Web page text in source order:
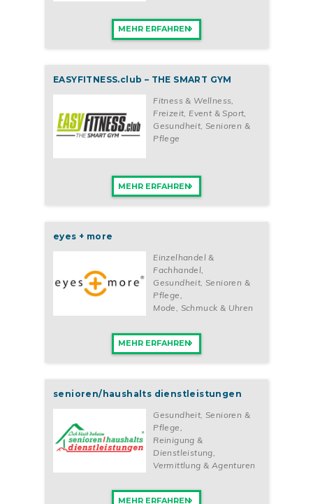
MEHR ERFAHREN
EASYFITNESS.club – THE SMART GYM
Fitness & Wellness
Freizeit, Event & Sport
Gesundheit, Senioren &
Pflege
MEHR ERFAHREN
eyes + more
Einzelhandel &
Fachhandel,
Gesundheit, Senioren &
Pflege,
Mode, Schmuck & Uhren
MEHR ERFAHREN
senioren/haushalts dienstleistungen
Gesundheit, Senioren &
Pflege
Reinigung &
Dienstleistung
Vermittlung & Agenturen
MEHR ERFAHREN